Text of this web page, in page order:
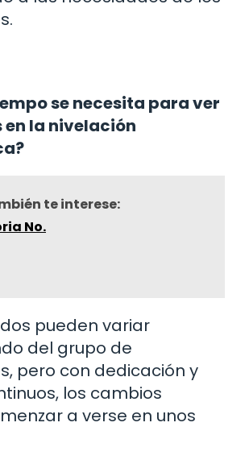
se necesita para ver
la nivelación
te interese:
No.
pueden variar
del grupo de
pero con dedicación y
los cambios
a verse en unos